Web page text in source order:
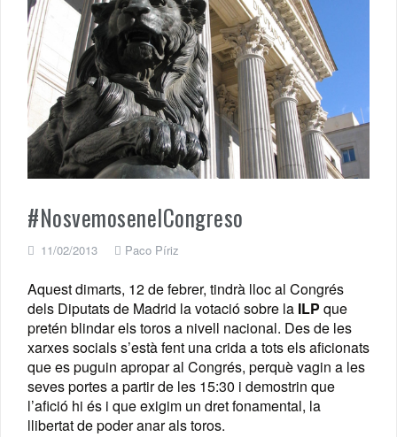
#NosvemosenelCongreso
11/02/2013 Paco Píriz
Aquest dimarts, 12 de febrer, tindrà lloc al Congrés
dels Diputats de Madrid la votació sobre la ILP que
pretén blindar els toros a nivell nacional. Des de les
xarxes socials s’està fent una crida a tots els aficionats
que es puguin apropar al Congrés, perquè vagin a les
seves portes a partir de les 15:30 i demostrin que
l’afició hi és i que exigim un dret fonamental, la
llibertat de poder anar als toros.